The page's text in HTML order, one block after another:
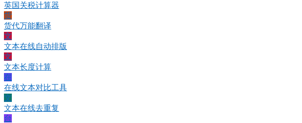
英国关税计算器
货
货代万能翻译
文
文本在线自动排版
文
文本长度计算
在
在线文本对比工具
文
文本在线去重复
台